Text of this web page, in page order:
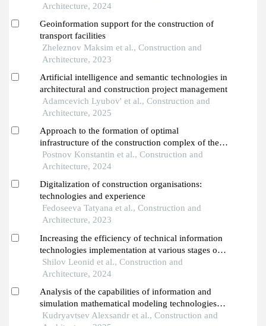
Architecture, 2024
Geoinformation support for the construction of
transport facilities
Zheleznov Maksim et al., Construction and
Architecture, 2023
Artificial intelligence and semantic technologies in
architectural and construction project management
Adamcevich Lyubov' et al., Construction and
Architecture, 2025
Approach to the formation of optimal
infrastructure of the construction complex of the
republic of dagestan using cluster analysis
Postnov Konstantin et al., Construction and
Architecture, 2024
Digitalization of construction organisations:
technologies and experience
Fedoseeva Tatyana et al., Construction and
Architecture, 2023
Increasing the efficiency of technical information
technologies implementation at various stages of
the capital construction project life cycle
Shilov Leonid et al., Construction and
Architecture, 2024
Analysis of the capabilities of information and
simulation mathematical modeling technologies
for forecasting the cost of work at the construction
Kudryavtsev Alexsandr et al., Construction and